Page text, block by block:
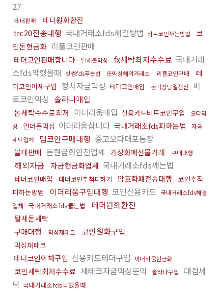
27
테더판매 테더원화환전
trc20전송대행 국내거래소fds해결방법 비트코인사는방법
코
인돈현금화 리플코인판매
테더코인판매합니다 탈세돈믹싱 fx세탁최저수수료 국내거래
소fds막혔을때 빗썸fds푸는법 돈믹싱해외거래소 리플코인구매
테
더코인이체구입 정치자금믹싱 테더코인매입 돈믹싱당일정산 비
트코인믹싱 솔라나매입
돈세탁수수료최저 이더리움매입 신용카드비트코인구입
오다믹
싱
언더돈믹싱 이더리움삽니다 국내거래소fds피하는법
자금
세탁업체
밈코인구매대행 중고오다대포통장
블테판매 돈현금화안전업체 가상화폐선물거래 구매대행
해외자금 자금현금화업체 국내거래소fds깨는법
테더코인매입 테더코인추척피하기 암호화폐전송대행
코인추적
피하는방법
이더리움구입대행 코인신용카드 국내거래소fds해결
업체
국내거래소fds뚫는법 테더원화환전
탈세돈세탁
구매대행
믹싱재테크 코인원화구입
믹싱재테크
테더코인이체구입 신용카드테더구입 이더리움현금화
코인세탁최저수수료 재테크자금믹싱문의 솔라나구입
대검세
탁 국내거래소fds막혔을때